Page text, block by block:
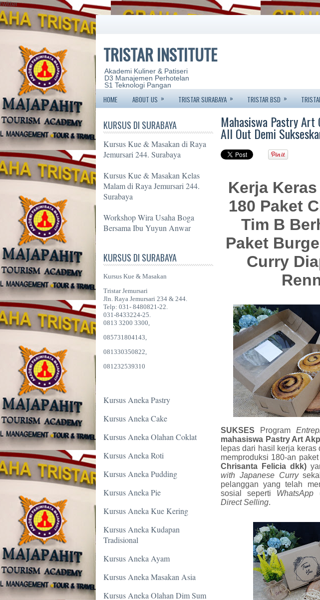
twitter
TRISTAR INSTITUTE
Akademi Kuliner & Patiseri
D3 Manajemen Perhotelan
S1 Teknologi Pangan
HOME ABOUT US » TRISTAR SURABAYA » TRISTAR BSD »
KURSUS DI SURABAYA
Kursus Kue & Masakan di Raya
Jemursari 244. Surabaya
Kursus Kue & Masakan Kelas
Malam di Raya Jemursari 244.
Surabaya
Workshop Wira Usaha Boga
Bersama Ibu Yuyun Anwar
KURSUS DI SURABAYA
Kursus Kue & Masakan
Tristar Jemursari
Jln. Raya Jemursari 234 & 244.
Telp: 031- 8480821-22.
031-8433224-25.
0813 3200 3300,
085731804143,
081330350822,
081232539310
Kursus Aneka Pastry
Kursus Aneka Cake
Kursus Aneka Olahan Coklat
Kursus Aneka Roti
Kursus Aneka Pudding
Kursus Aneka Pie
Kursus Aneka Kue Kering
Kursus Aneka Kudapan
Tradisional
Kursus Aneka Ayam
Kursus Aneka Masakan Asia
Kursus Aneka Olahan Dim Sum
Mahasiswa Pastry
All Out Demi
Kerja
180 Paket
Tim B
Paket
Curry
SUKSES Program
mahasiswa Pastry Art
lepas dari hasil kerja keras
memproduksi 180-an paket
Chrisanta Felicia dkk)
with Japanese Curry
pelanggan yang telah
sosial seperti WhatsApp
Direct Selling.